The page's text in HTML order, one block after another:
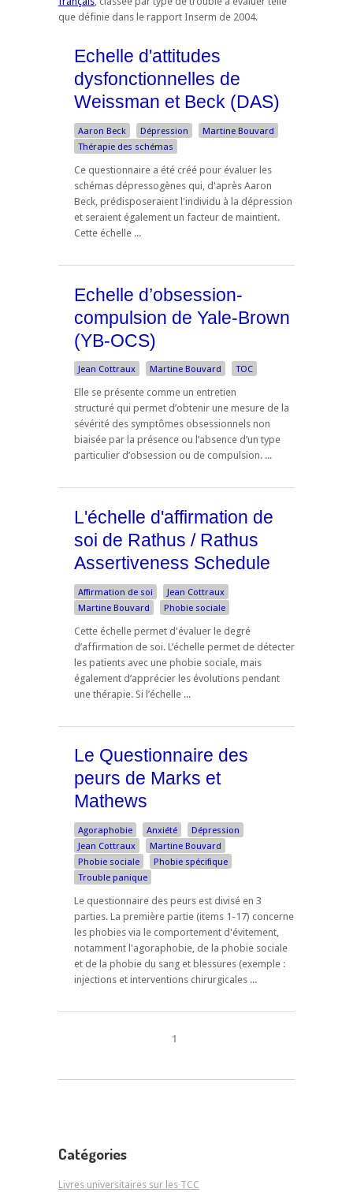
que définie dans le rapport Inserm de 2004.
Echelle d'attitudes
dysfonctionnelles de
Weissman et Beck (DAS)
Aaron Beck Dépression
Martine Bouvard
Thérapie des schémas
Ce questionnaire a été créé pour évaluer les
schémas dépressogènes qui, d'après Aaron
Beck, prédisposeraient l'individu à la dépression
et seraient également un facteur de maintient.
Cette échelle ...
Echelle d’obsession-
compulsion de Yale-Brown
(YB-OCS)
Jean Cottraux Martine Bouvard TOC
Elle se présente comme un entretien
structuré qui permet d’obtenir une mesure de la
sévérité des symptômes obsessionnels non
biaisée par la présence ou l’absence d’un type
particulier d’obsession ou de compulsion. ...
L'échelle d'affirmation de
soi de Rathus / Rathus
Assertiveness Schedule
Affirmation de soi
Jean Cottraux
Martine Bouvard
Phobie sociale
Cette échelle permet d'évaluer le degré
d’affirmation de soi. L’échelle permet de détecter
les patients avec une phobie sociale, mais
également d’apprécier les évolutions pendant
une thérapie. Si l’échelle ...
Le Questionnaire des
peurs de Marks et
Mathews
Agoraphobie Anxiété
Dépression
Jean Cottraux
Martine Bouvard
Phobie sociale
Phobie spécifique
Trouble panique
Le questionnaire des peurs est divisé en 3
parties. La première partie (items 1-17) concerne
les phobies via le comportement d'évitement,
notamment l'agoraphobie, de la phobie sociale
et de la phobie du sang et blessures (exemple :
injections et interventions chirurgicales ...
1
Catégories
Livres universitaires sur les TCC